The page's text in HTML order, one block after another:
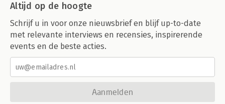
Altijd op de hoogte
Schrijf u in voor onze nieuwsbrief en blijf up-to-date
met relevante interviews en recensies, inspirerende
events en de beste acties.
Aanmelden